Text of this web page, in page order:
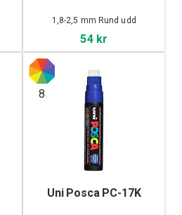
1,8-2,5 mm Rund udd
54 kr
8
Uni Posca PC-17K